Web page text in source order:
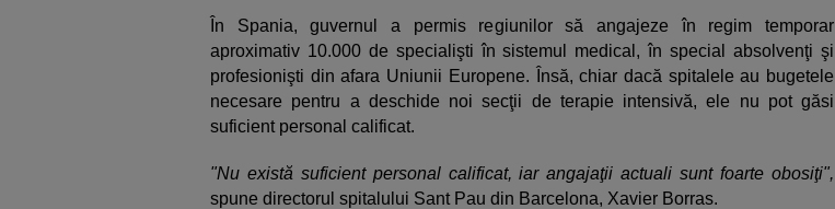
În Spania, guvernul a permis regiunilor să angajeze în regim temporar
aproximativ 10.000 de specialişti în sistemul medical, în special absolvenţi şi
profesionişti din afara Uniunii Europene. Însă, chiar dacă spitalele au bugetele
necesare pentru a deschide noi secţii de terapie intensivă, ele nu pot găsi
suficient personal calificat.
"Nu există suficient personal calificat, iar angajaţii actuali sunt foarte obosiţi",
spune directorul spitalului Sant Pau din Barcelona, Xavier Borras.